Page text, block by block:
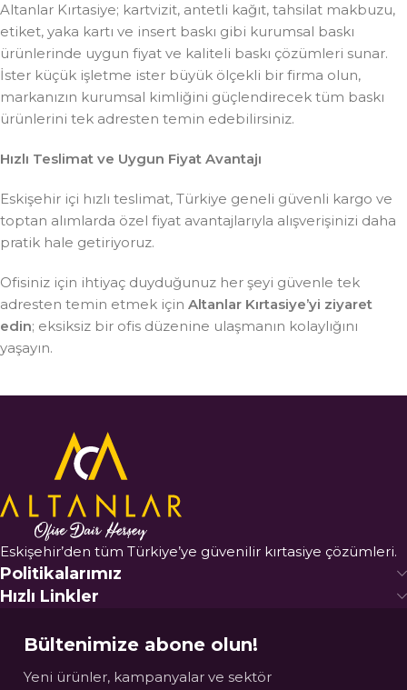
Altanlar Kırtasiye; kartvizit, antetli kağıt, tahsilat makbuzu,
etiket, yaka kartı ve insert baskı gibi kurumsal baskı
ürünlerinde uygun fiyat ve kaliteli baskı çözümleri sunar.
İster küçük işletme ister büyük ölçekli bir firma olun,
markanızın kurumsal kimliğini güçlendirecek tüm baskı
ürünlerini tek adresten temin edebilirsiniz.
Hızlı Teslimat ve Uygun Fiyat Avantajı
Eskişehir içi hızlı teslimat, Türkiye geneli güvenli kargo ve
toptan alımlarda özel fiyat avantajlarıyla alışverişinizi daha
pratik hale getiriyoruz.
Ofisiniz için ihtiyaç duyduğunuz her şeyi güvenle tek
adresten temin etmek için Altanlar Kırtasiye’yi ziyaret
edin; eksiksiz bir ofis düzenine ulaşmanın kolaylığını
yaşayın.
Eskişehir’den tüm Türkiye’ye güvenilir kırtasiye çözümleri.
Politikalarımız
Hızlı Linkler
Bültenimize abone olun!
Yeni ürünler, kampanyalar ve sektör